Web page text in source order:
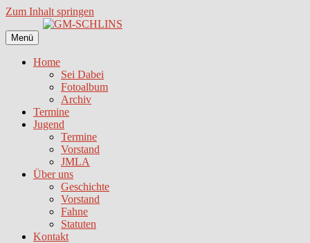
Zum Inhalt springen
Menü
Home
Sei Dabei
Fotoalbum
Archiv
Termine
Jugend
Termine
Vorstand
JMLA
Über uns
Geschichte
Vorstand
Fahne
Statuten
Kontakt